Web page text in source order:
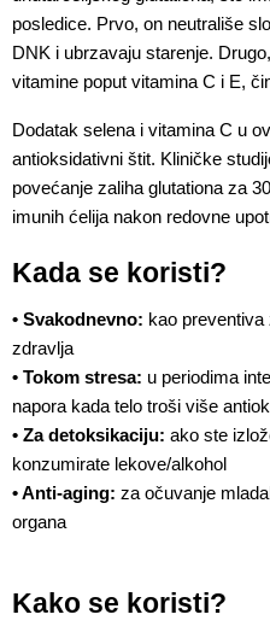
posledice. Prvo, on neutrališe
DNK i ubrzavaju starenje.
vitamine poput vitamina C i E,
Dodatak selena i vitamina C u
antioksidativni štit. Kliničke
povećanje zaliha glutationa za
imunih ćelija nakon redovne
Kada se koristi?
• Svakodnevno: kao
zdravlja
• Tokom stresa: u periodima
napora kada telo troši više
• Za detoksikaciju: ako ste
konzumirate lekove/alkohol
• Anti-aging: za očuvanje
organa
Kako se koristi?